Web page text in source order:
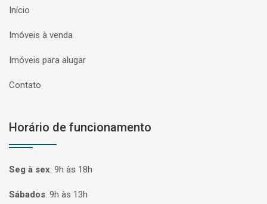
Início
Imóveis à venda
Imóveis para alugar
Contato
Horário de funcionamento
Seg à sex: 9h às 18h
Sábados: 9h às 13h